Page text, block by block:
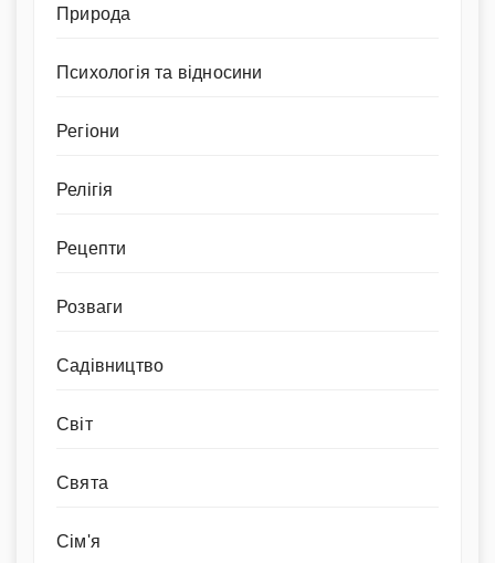
Природа
Психологія та відносини
Регіони
Релігія
Рецепти
Розваги
Садівництво
Світ
Свята
Сім'я